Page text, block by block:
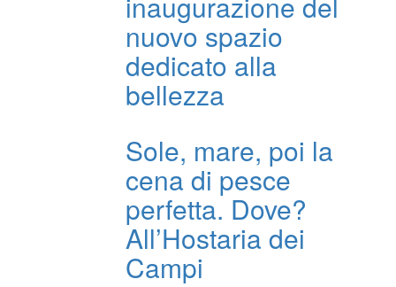
nuovo spazio
dedicato alla
bellezza
Sole, mare, poi la
cena di pesce
perfetta. Dove?
All’Hostaria dei
Campi